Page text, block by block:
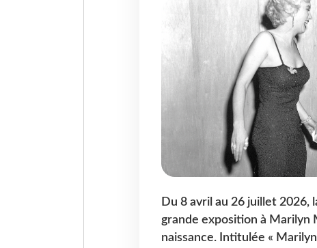
Du 8 avril au 26 juillet 2026,
grande exposition à Marilyn
naissance. Intitulée «